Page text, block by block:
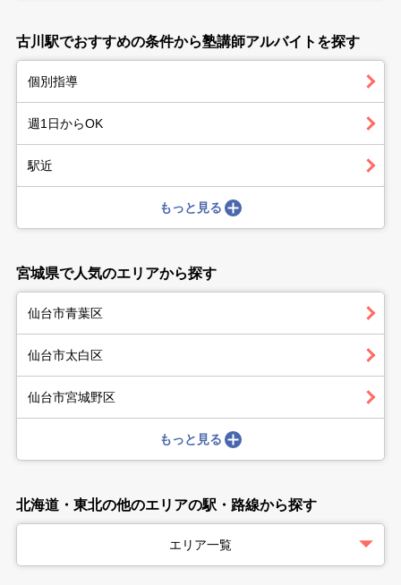
古川駅でおすすめの条件から塾講師アルバイトを探す
個別指導
週1日からOK
駅近
もっと見る
宮城県で人気のエリアから探す
仙台市青葉区
仙台市太白区
仙台市宮城野区
もっと見る
北海道・東北の他のエリアの駅・路線から探す
エリア一覧